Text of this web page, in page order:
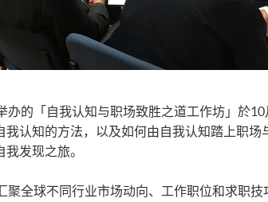
办的「自我认知与职场致胜之道工作坊」於
我认知的方法，以及如何由自我认知踏上职
发现之旅。
聚全球不同行业市场动向、工作职位和求职